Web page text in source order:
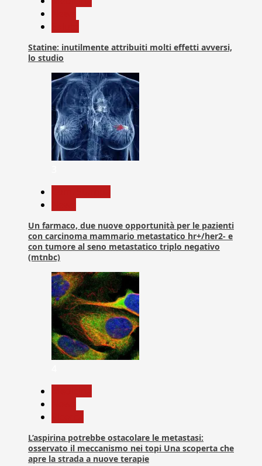
Statine: inutilmente attribuiti molti effetti avversi,
lo studio
Un farmaco, due nuove opportunità per le pazienti
con carcinoma mammario metastatico hr+/her2- e
con tumore al seno metastatico triplo negativo
(mtnbc)
L’aspirina potrebbe ostacolare le metastasi:
osservato il meccanismo nei topi Una scoperta che
apre la strada a nuove terapie